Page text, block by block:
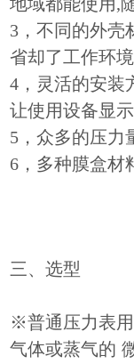
3，不同的外壳
省却了工作环
4，灵活的安装
让使用设备显示
5，众多的压力
6，多种膜盒材
三、选型
※普通压力表
气体或蒸气的